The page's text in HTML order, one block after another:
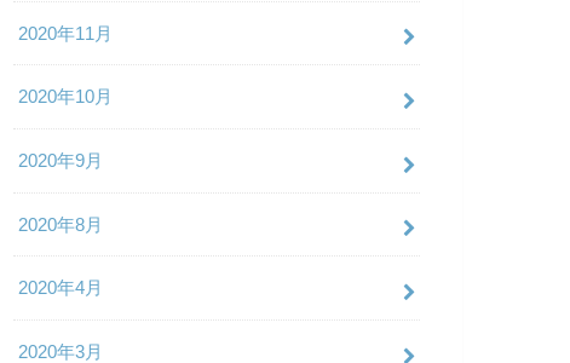
2020年11月
2020年10月
2020年9月
2020年8月
2020年4月
2020年3月